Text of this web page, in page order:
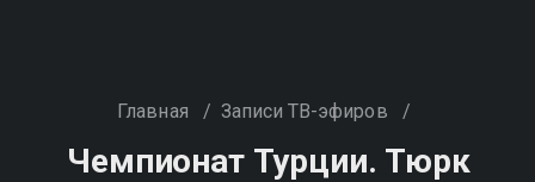
Главная / Записи ТВ-эфиров /
Чемпионат Турции. Тюрк